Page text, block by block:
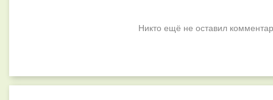
Никто ещё не оставил